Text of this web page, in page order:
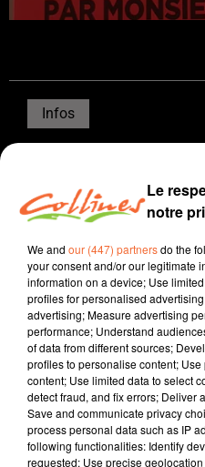
Infos
6 octobre 2023 - 15 min 48
JOURNAL DU VENDREDI 06
Patrice Bémanangy
L'info près de chez vous.
Coup dur pour le territoire
décidé de fermer Socopa,
Belle, une volonté qui
Philippe Mouiller a été élu
des affaires sociales au
reconnaissance pour
y siégeait déjà comme vice
L’UFC-Que Choisir des
manque de places pour la
Le
notre
We and our (447) partnersdo the
your consent and/or our legitimate
information on a device; Use
profiles for personalised
advertising; Measure advertising
performance; Understand
of data from different sources;
profiles to personalise content;
content; Use limited data to select
detect fraud, and fix errors; Deliver
Save and communicate privacy
process personal data such as IP
following functionalities: Identify
requested; Use precise